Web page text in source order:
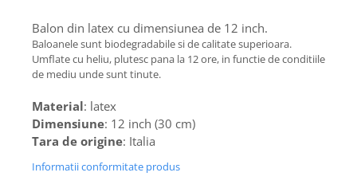
Balon din latex cu dimensiunea de 12 inch.
Baloanele sunt biodegradabile si de calitate superioara.
Umflate cu heliu, plutesc pana la 12 ore, in functie de conditiile
de mediu unde sunt tinute.
Material: latex
Dimensiune: 12 inch (30 cm)
Tara de origine: Italia
Informatii conformitate produs